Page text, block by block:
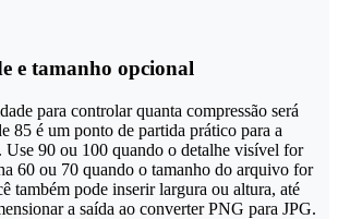
e tamanho opcional
para controlar quanta compressão será
85 é um ponto de partida prático para a
Use 90 ou 100 quando o detalhe visível for
60 ou 70 quando o tamanho do arquivo for
também pode inserir largura ou altura, até
a saída ao converter PNG para JPG.